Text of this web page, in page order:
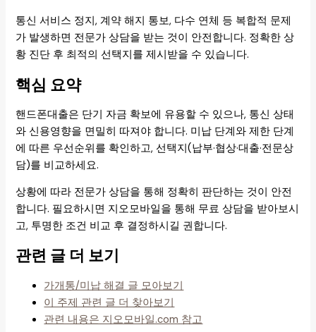
통신 서비스 정지, 계약 해지 통보, 다수 연체 등 복합적 문제
가 발생하면 전문가 상담을 받는 것이 안전합니다. 정확한 상
황 진단 후 최적의 선택지를 제시받을 수 있습니다.
핵심 요약
핸드폰대출은 단기 자금 확보에 유용할 수 있으나, 통신 상태
와 신용영향을 면밀히 따져야 합니다. 미납 단계와 제한 단계
에 따른 우선순위를 확인하고, 선택지(납부·협상·대출·전문상
담)를 비교하세요.
상황에 따라 전문가 상담을 통해 정확히 판단하는 것이 안전
합니다. 필요하시면 지오모바일을 통해 무료 상담을 받아보시
고, 투명한 조건 비교 후 결정하시길 권합니다.
관련 글 더 보기
가개통/미납 해결 글 모아보기
이 주제 관련 글 더 찾아보기
관련 내용은 지오모바일.com 참고